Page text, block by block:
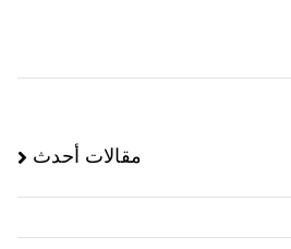
مقالات أحدث